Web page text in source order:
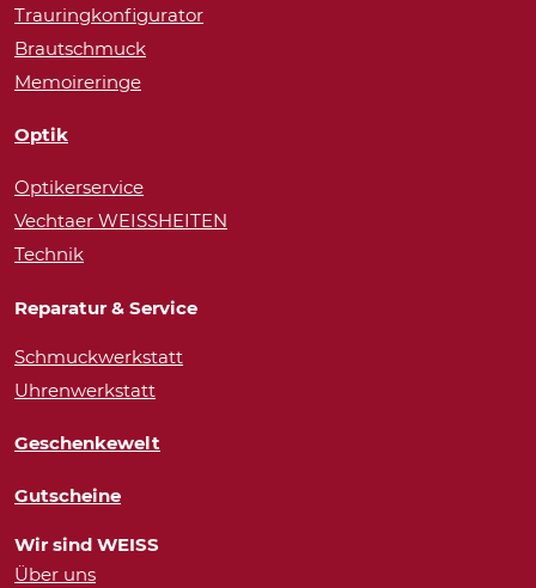
Trauringkonfigurator
Brautschmuck
Memoireringe
Optik
Optikerservice
Vechtaer WEISSHEITEN
Technik
Reparatur & Service
Schmuckwerkstatt
Uhrenwerkstatt
Geschenkewelt
Gutscheine
Wir sind WEISS
Über uns